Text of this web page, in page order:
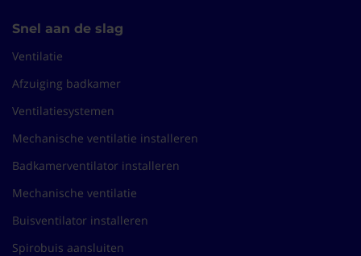
Snel aan de slag
Ventilatie
Afzuiging badkamer
Ventilatiesystemen
Mechanische ventilatie installeren
Badkamerventilator installeren
Mechanische ventilatie
Buisventilator installeren
Spirobuis aansluiten